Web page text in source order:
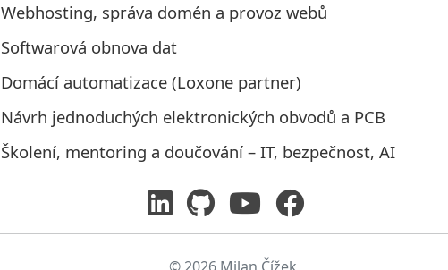
Webhosting, správa domén a provoz webů
Softwarová obnova dat
Domácí automatizace (Loxone partner)
Návrh jednoduchých elektronických obvodů a PCB
Školení, mentoring a doučování – IT, bezpečnost, AI